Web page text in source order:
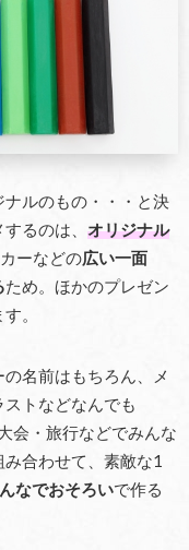
ルのもの・・・と決
るのは、 オリジナル
ーなどの広い一面
ため。ほかのプレゼン
。
名前はもちろん、メ
トなどなんでも
会・旅行などでみんな
合わせて、素敵な1
なでおそろいで作る